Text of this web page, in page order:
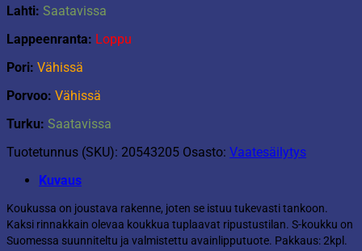
Lahti: Saatavissa
Lappeenranta: Loppu
Pori: Vähissä
Porvoo: Vähissä
Turku: Saatavissa
Tuotetunnus (SKU): 20543205 Osasto: Vaatesäilytys
Kuvaus
Koukussa on joustava rakenne, joten se istuu tukevasti tankoon.
Kaksi rinnakkain olevaa koukkua tuplaavat ripustustilan. S-koukku on
Suomessa suunniteltu ja valmistettu avainlipputuote. Pakkaus: 2kpl.